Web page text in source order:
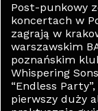
Post-punkowy
koncertach w
zagrają w
warszawskim
poznańskim
Whispering
“Endless
pierwszy duży